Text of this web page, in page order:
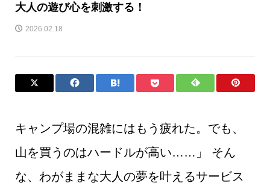
大人の遊び心を刺激する！
2026.02.18
キャンプ場の混雑にはもう疲れた。でも、
山を買うのはハードルが高い……」 そん
な、わがままな大人の夢を叶えるサービス